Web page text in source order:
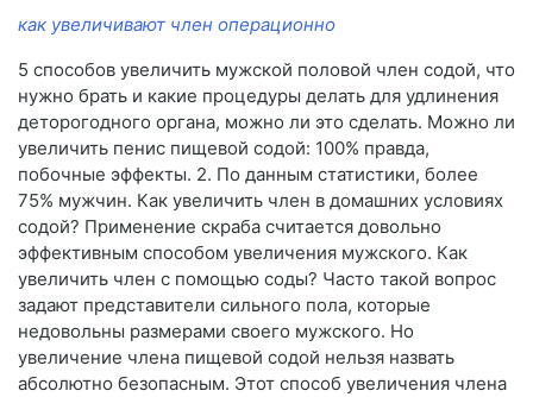
как увеличивают член операционно
5 способов увеличить мужской половой член содой, что
нужно брать и какие процедуры делать для удлинения
деторогодного органа, можно ли это сделать. Можно ли
увеличить пенис пищевой содой: 100% правда,
побочные эффекты. 2. По данным статистики, более
75% мужчин. Как увеличить член в домашних условиях
содой? Применение скраба считается довольно
эффективным способом увеличения мужского. Как
увеличить член с помощью соды? Часто такой вопрос
задают представители сильного пола, которые
недовольны размерами своего мужского. Но
увеличение члена пищевой содой нельзя назвать
абсолютно безопасным. Этот способ увеличения члена